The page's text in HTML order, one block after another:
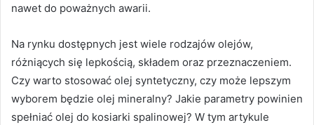
nawet do poważnych awarii.
Na rynku dostępnych jest wiele rodzajów olejów,
różniących się lepkością, składem oraz przeznaczeniem.
Czy warto stosować olej syntetyczny, czy może lepszym
wyborem będzie olej mineralny? Jakie parametry powinien
spełniać olej do kosiarki spalinowej? W tym artykule